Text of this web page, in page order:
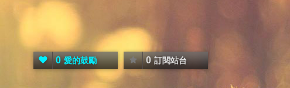
0 愛的鼓勵 0 訂閱站台